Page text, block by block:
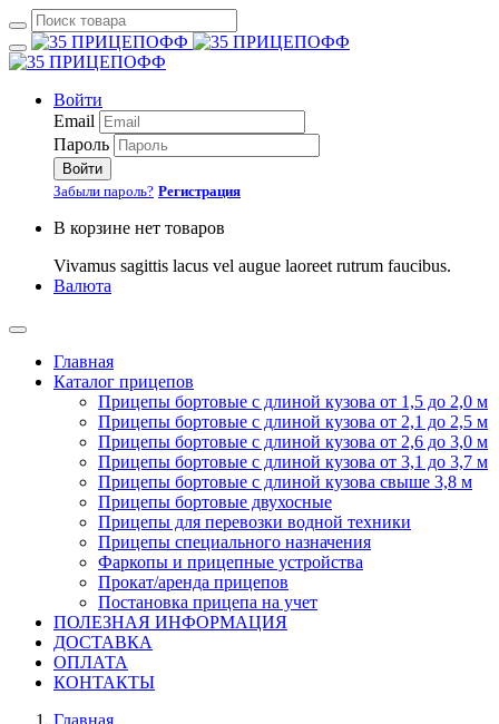
Войти
Email
Пароль
Войти
Забыли пароль? Регистрация
В корзине нет товаров
Vivamus sagittis lacus vel augue laoreet rutrum faucibus.
Валюта
Главная
Каталог прицепов
Прицепы бортовые с длиной кузова от 1,5 до 2,0 м
Прицепы бортовые с длиной кузова от 2,1 до 2,5 м
Прицепы бортовые с длиной кузова от 2,6 до 3,0 м
Прицепы бортовые с длиной кузова от 3,1 до 3,7 м
Прицепы бортовые с длиной кузова свыше 3,8 м
Прицепы бортовые двухосные
Прицепы для перевозки водной техники
Прицепы специального назначения
Фаркопы и прицепные устройства
Прокат/аренда прицепов
Постановка прицепа на учет
ПОЛЕЗНАЯ ИНФОРМАЦИЯ
ДОСТАВКА
ОПЛАТА
КОНТАКТЫ
Главная